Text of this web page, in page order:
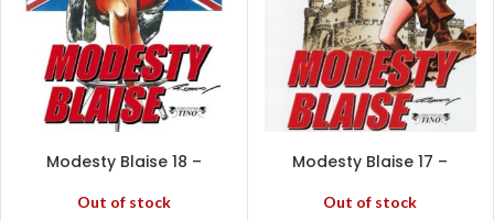
Modesty Blaise 18 –
Out of stock
Modesty Blaise 17 –
Out of stock